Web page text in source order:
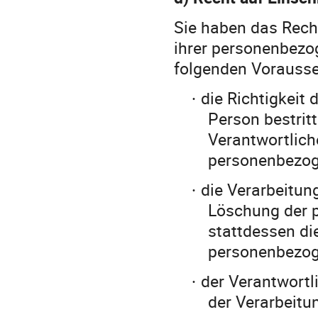
Sie haben das
ihrer
folgenden
· die Richtigkeit
Person
· die
Löschung der
stattdessen
· der
der